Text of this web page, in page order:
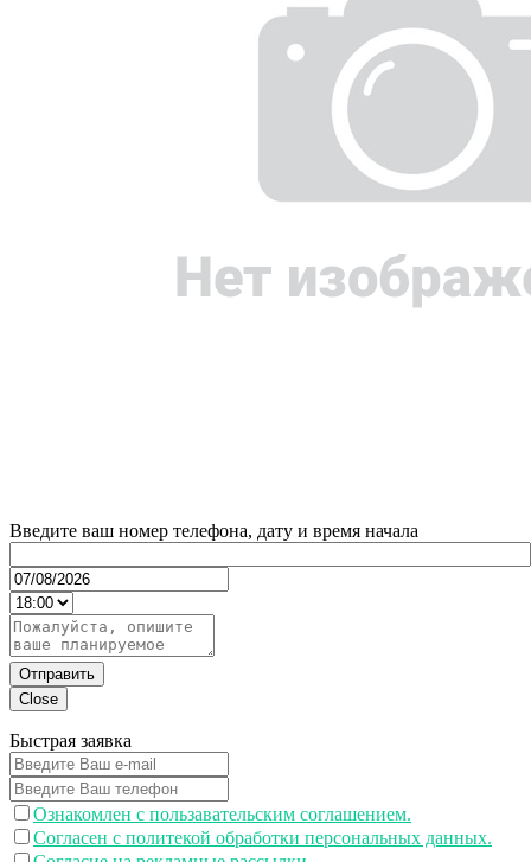
Введите ваш номер телефона, дату и время начала
Отправить
Close
Быстрая заявка
Ознакомлен с пользавательским соглашением.
Согласен с политекой обработки персональных данных.